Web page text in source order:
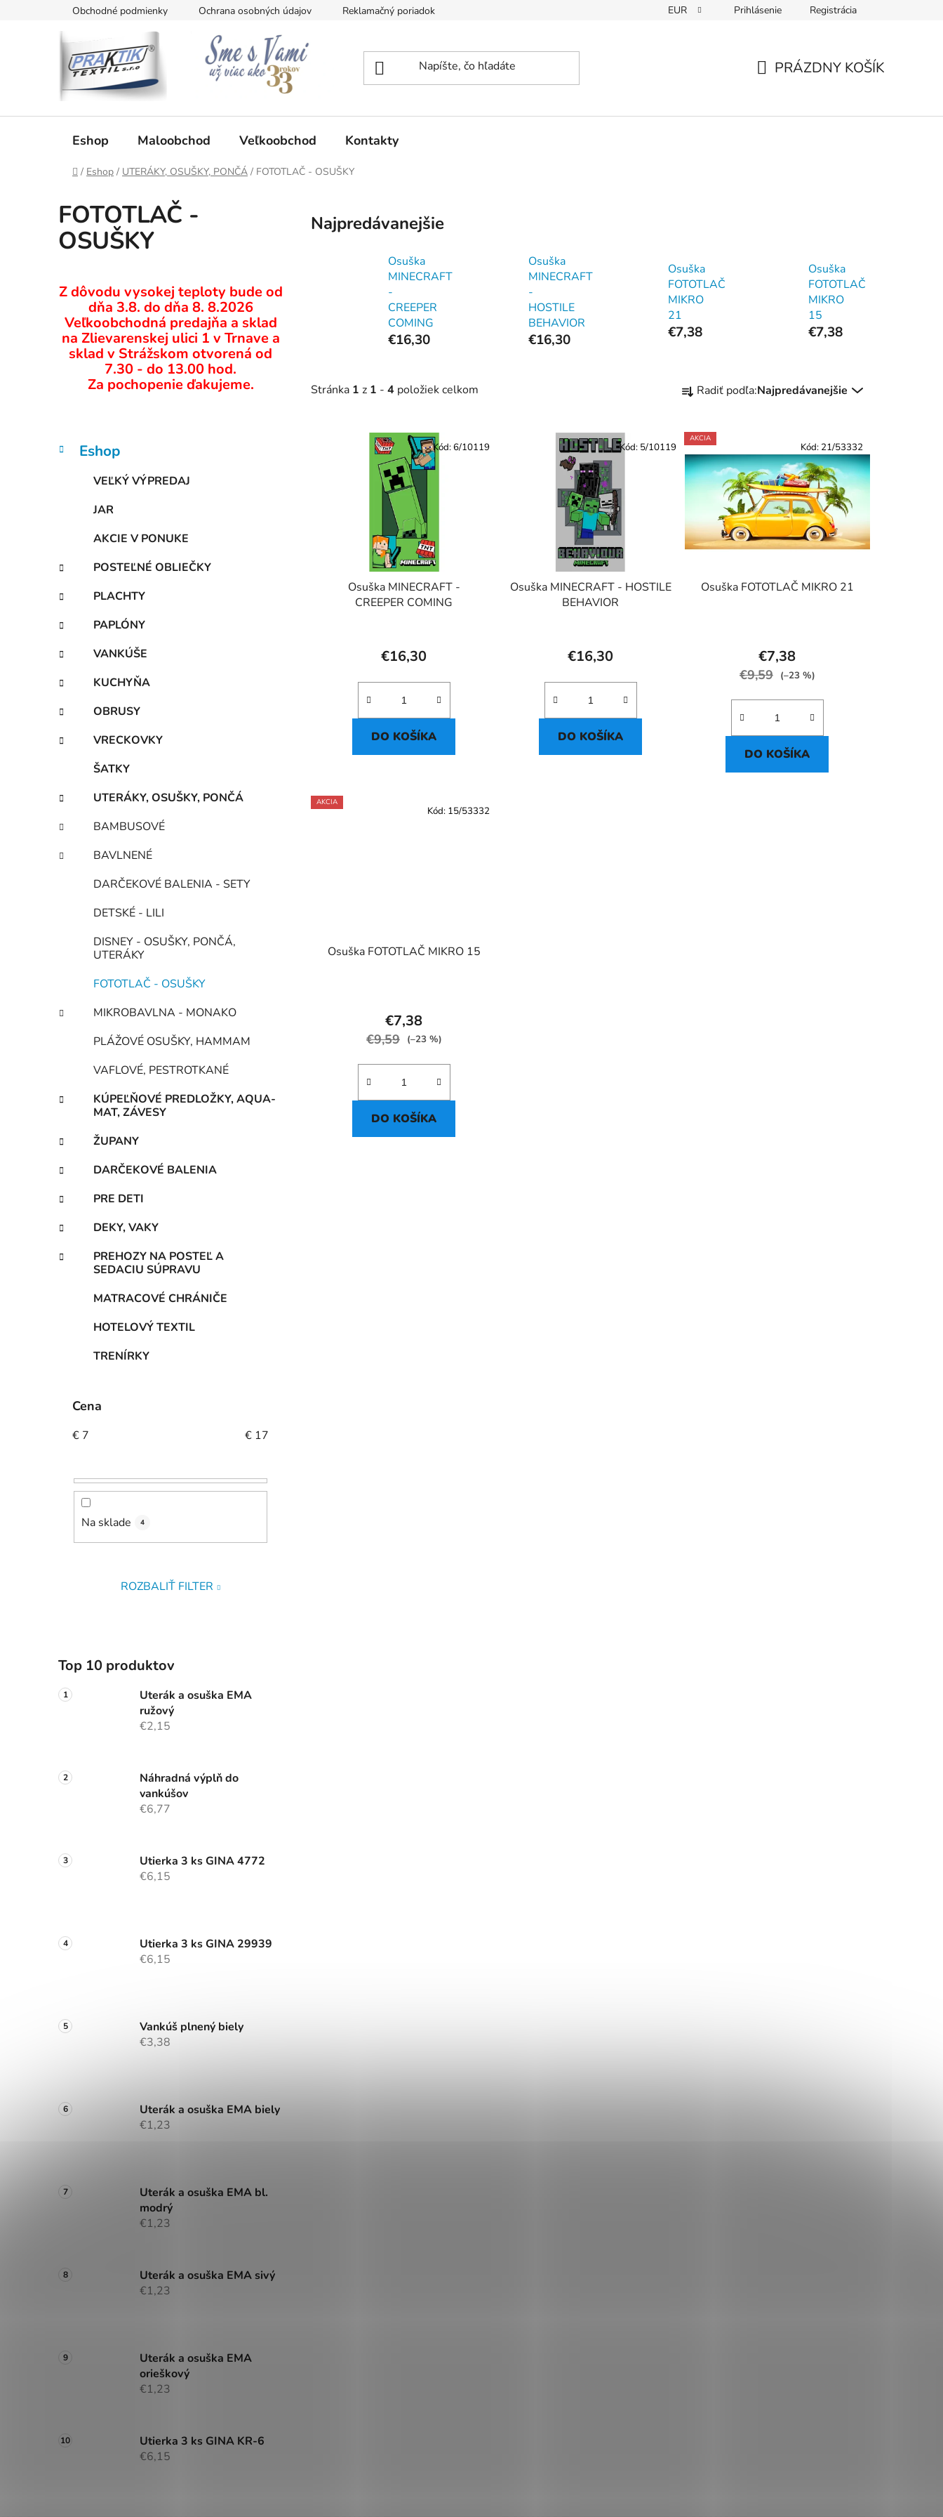
Obchodné podmienky Ochrana osobných údajov Reklamačný poriadok EUR Prihlásenie Registrácia
KOŠÍK
PRÁZDNY KOŠÍK
Eshop Maloobchod Veľkoobchod Kontakty
Domov
/ Eshop / UTERÁKY, OSUŠKY, PONČÁ / FOTOTLAČ - OSUŠKY
FOTOTLAČ -
OSUŠKY
o
č
n
l
Z dôvodu vysokej teploty bude od
dňa 3.8. do dňa 8. 8.2026
Veľkoobchodná predajňa a sklad
na Zlievarenskej ulici 1 v Trnave a
sklad v Strážskom otvorená od
7.30 - do 13.00 hod.
Za pochopenie ďakujeme.
Preskočiť
kategórie
K
a
e
Eshop
VEĽKÝ VÝPREDAJ
JAR
AKCIE V PONUKE
POSTEĽNÉ OBLIEČKY
PLACHTY
PAPLÓNY
VANKÚŠE
KUCHYŇA
OBRUSY
VRECKOVKY
ŠATKY
UTERÁKY, OSUŠKY, PONČÁ
BAMBUSOVÉ
BAVLNENÉ
DARČEKOVÉ BALENIA - SETY
DETSKÉ - LILI
DISNEY - OSUŠKY, PONČÁ,
UTERÁKY
FOTOTLAČ - OSUŠKY
MIKROBAVLNA - MONAKO
PLÁŽOVÉ OSUŠKY, HAMMAM
VAFLOVÉ, PESTROTKANÉ
KÚPEĽŇOVÉ PREDLOŽKY, AQUA-
MAT, ZÁVESY
ŽUPANY
DARČEKOVÉ BALENIA
PRE DETI
DEKY, VAKY
PREHOZY NA POSTEĽ A
SEDACIU SÚPRAVU
MATRACOVÉ CHRÁNIČE
HOTELOVÝ TEXTIL
TRENÍRKY
Cena
€ 7 € 17
Na sklade 4
ROZBALIŤ FILTER
Top 10 produktov
Uterák a osuška EMA
ružový
€2,15
Náhradná výplň do
vankúšov
€6,77
Utierka 3 ks GINA 4772
€6,15
Utierka 3 ks GINA 29939
€6,15
Vankúš plnený biely
€3,38
Uterák a osuška EMA biely
€1,23
Uterák a osuška EMA bl.
modrý
€1,23
Uterák a osuška EMA sivý
€1,23
Uterák a osuška EMA
orieškový
€1,23
Utierka 3 ks GINA KR-6
€6,15
Najpredávanejšie
Osuška
MINECRAFT
-
CREEPER
COMING
€16,30
Osuška
MINECRAFT
-
HOSTILE
BEHAVIOR
€16,30
Osuška
FOTOTLAČ
MIKRO
21
€7,38
Osuška
FOTOTLAČ
MIKRO
15
€7,38
Stránka 1 z 1 - 4 položiek celkom
a
e
n
e
p
r
o
Radiť podľa:Najpredávanejšie
Osuška MINECRAFT -
CREEPER COMING
€16,30
DO KOŠÍKA
Kód:6/10119
Osuška MINECRAFT - HOSTILE
BEHAVIOR
€16,30
DO KOŠÍKA
Kód: 5/10119
AKCIA
Osuška FOTOTLAČ MIKRO 21
€7,38
€9,59 (–23 %)
DO KOŠÍKA
Kód: 21/53332
AKCIA
Osuška FOTOTLAČ MIKRO 15
€7,38
€9,59 (–23 %)
DO KOŠÍKA
Kód: 15/53332